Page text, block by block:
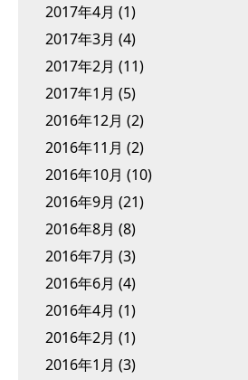
2017年4月 (1)
2017年3月 (4)
2017年2月 (11)
2017年1月 (5)
2016年12月 (2)
2016年11月 (2)
2016年10月 (10)
2016年9月 (21)
2016年8月 (8)
2016年7月 (3)
2016年6月 (4)
2016年4月 (1)
2016年2月 (1)
2016年1月 (3)